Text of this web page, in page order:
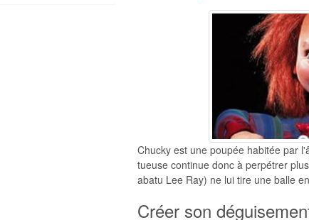
Chucky est une poupée habitée par
tueuse continue donc à perpétrer
abatu Lee Ray) ne lui tire une balle
Créer son